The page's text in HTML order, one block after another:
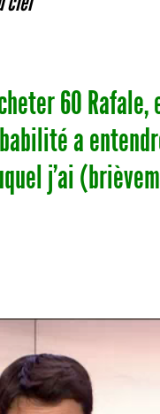
60
a
j’ai